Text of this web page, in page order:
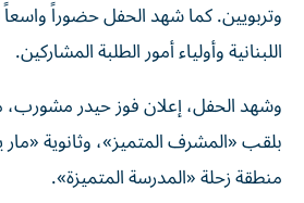
وتربويين. كما شهد الحفل حضوراً واسعاً
اللبنانية وأولياء أمور الطلبة المشاركين.
وشهد الحفل، إعلان فوز حيدر
بلقب «المشرف المتميز»، وثانوية
منطقة زحلة «المدرسة المتميزة».